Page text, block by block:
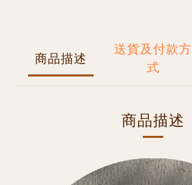
商品描述
送貨及付款方
式
商品描述